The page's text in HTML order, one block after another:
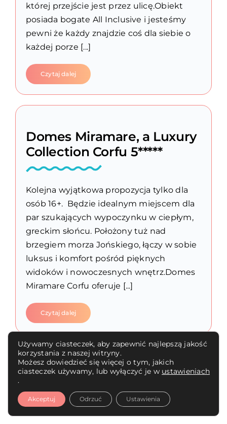
której przejście jest przez ulicę.Obiekt
posiada bogate All Inclusive i jesteśmy
pewni że każdy znajdzie coś dla siebie o
każdej porze [...]
Czytaj dalej
Domes Miramare, a Luxury
Collection Corfu 5*****
Kolejna wyjątkowa propozycja tylko dla
osób 16+. Będzie idealnym miejscem dla
par szukających wypoczynku w ciepłym,
greckim słońcu. Położony tuż nad
brzegiem morza Jońskiego, łączy w sobie
luksus i komfort pośród pięknych
widoków i nowoczesnych wnętrz.Domes
Miramare Corfu oferuje [...]
Czytaj dalej
1 2 Kolejny
Używamy ciasteczek, aby zapewnić najlepszą jakość
korzystania z naszej witryny.
Możesz dowiedzieć się więcej o tym, jakich
ciasteczek używamy, lub wyłączyć je w ustawieniach
.
Akceptuj Odrzuć Ustawienia